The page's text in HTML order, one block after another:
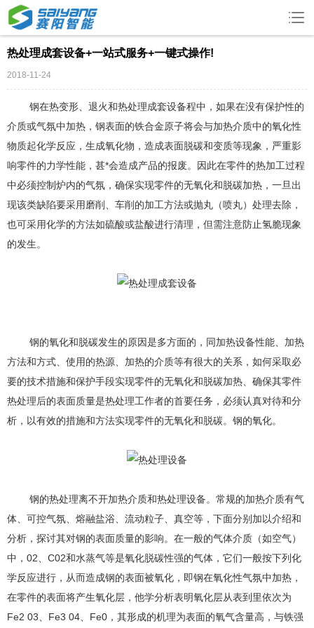
热处理成套设备+一站式服务+一键式操作!
2018-11-24
钢在热变形、退火和热处理成套设备程中，如果在没有保护性的
介质或气氛中加热，钢表面的铁合金原子将会与加热介质中的氧化性
物质起化学反应，生成氧化物，造成表面脱碳和变质等现象，严重影
响零件的力学性能，甚*会造成产品的报废。因此在零件的热加工过程
中必须控制炉内的气氛，确保实现零件的无氧化和脱碳加热，一旦出
现该类缺陷要采用磨削、车削的加工方法或抛丸（喷丸）处理去除，
也可采用化学的方法如硫酸或盐酸进行清理，但需注意防止氢脆现象
的发生。
钢的氧化和脱碳发生的原因是多方面的，同加热设备性能、加热
方法和方式、使用的热源、加热的介质等有很大的关系，如何采取必
要的技术措施和保护手段实现零件的无氧化和脱碳加热、确保其零件
热处理后的表面质量是热处理工作者的首要任务，必须认真对待和分
析，以有效的措施和方法实现零件的无氧化和脱碳。钢的氧化。
钢的热处理离不开加热介质和热处理设备。常规的加热介质有气
体、可控气氛、熔融盐浴、流动粒子、真空等，下面分别加以介绍和
分析，探讨其对钢的表面质量的影响。在一般的气体介质（如空气）
中，02、C02和水蒸气等是氧化脱碳性强的气体，它们一般按下列化
学反应进行，从而造成钢的表面被氧化，即钢在氧化性气氛中加热，
在零件的表面将产生氧化层，他学分析表明氧化层从表到里依次为
Fe2 03、Fe3 04、Fe0，其形成的机理为表面的氧气含量高，与铁强